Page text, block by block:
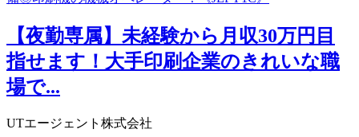
【夜勤専属】未経験から月収30万円目
指せます！大手印刷企業のきれいな職
場で...
UTエージェント株式会社